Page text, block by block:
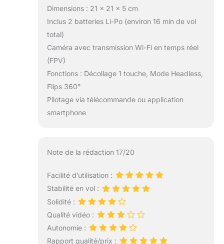
Dimensions : 21 x 21 x 5 cm
Inclus 2 batteries Li-Po (environ 16 min de vol
total)
Caméra avec transmission Wi-Fi en temps réel
(FPV)
Fonctions : Décollage 1 touche, Mode Headless,
Flips 360°
Pilotage via télécommande ou application
smartphone
Note de la rédaction 17/20
Facilité d’utilisation :
Stabilité en vol :
Solidité :
Qualité vidéo :
Autonomie :
Rapport qualité/prix :